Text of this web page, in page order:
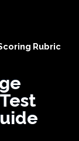
Rubric